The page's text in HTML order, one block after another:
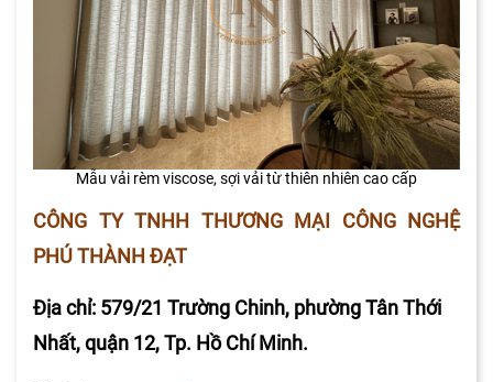
Mẫu vải rèm viscose, sợi vải từ thiên nhiên cao cấp
CÔNG TY TNHH THƯƠNG MẠI CÔNG NGHỆ
PHÚ THÀNH ĐẠT
Địa chỉ: 579/21 Trường Chinh, phường Tân Thới
Nhất, quận 12, Tp. Hồ Chí Minh.